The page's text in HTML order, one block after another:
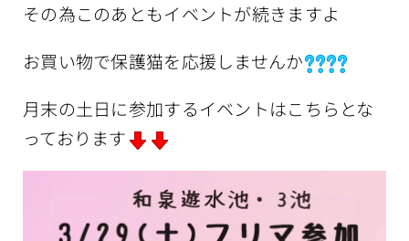
その為このあともイベントが続きますよ
お買い物で保護猫を応援しませんか
月末の土日に参加するイベントはこちらとな
っております